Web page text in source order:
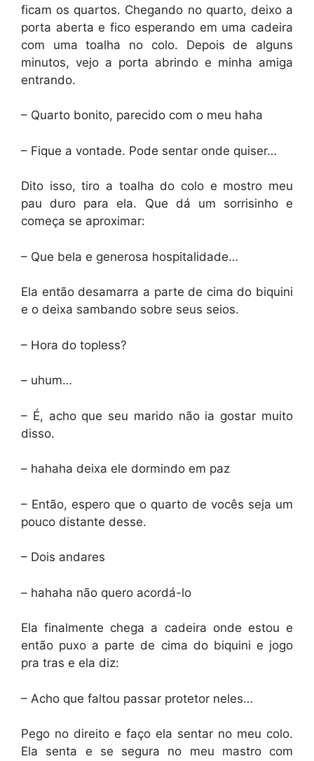
ficam os quartos. Chegando no quarto, deixo a
porta aberta e fico esperando em uma cadeira
com uma toalha no colo. Depois de alguns
minutos, vejo a porta abrindo e minha amiga
entrando.
– Quarto bonito, parecido com o meu haha
– Fique a vontade. Pode sentar onde quiser…
Dito isso, tiro a toalha do colo e mostro meu
pau duro para ela. Que dá um sorrisinho e
começa se aproximar:
– Que bela e generosa hospitalidade…
Ela então desamarra a parte de cima do biquini
e o deixa sambando sobre seus seios.
– Hora do topless?
– uhum…
– É, acho que seu marido não ia gostar muito
disso.
– hahaha deixa ele dormindo em paz
– Então, espero que o quarto de vocês seja um
pouco distante desse.
– Dois andares
– hahaha não quero acordá-lo
Ela finalmente chega a cadeira onde estou e
então puxo a parte de cima do biquini e jogo
pra tras e ela diz:
– Acho que faltou passar protetor neles…
Pego no direito e faço ela sentar no meu colo.
Ela senta e se segura no meu mastro com